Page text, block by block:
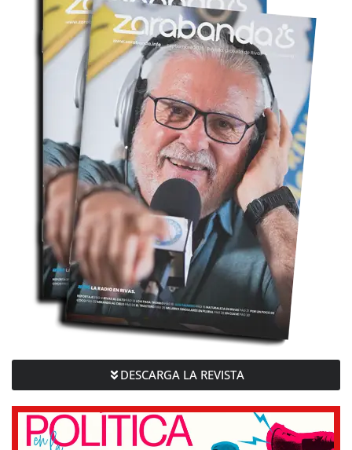
DESCARGA LA REVISTA